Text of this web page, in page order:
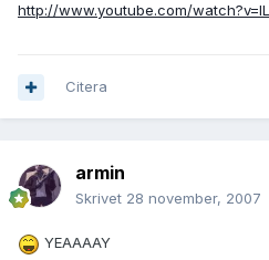
http://www.youtube.com/
Citera
armin
Skrivet 28 november, 2007
YEAAAAY